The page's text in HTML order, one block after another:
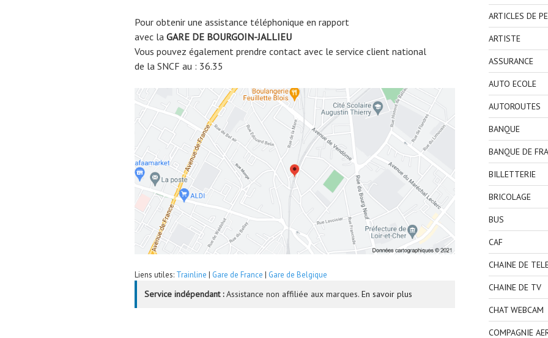
Pour obtenir une assistance téléphonique en rapport
avec la GARE DE BOURGOIN-JALLIEU
Vous pouvez également prendre contact avec le service client national
de la SNCF au : 36.35
Liens utiles: Trainline | Gare de France | Gare de Belgique
Service indépendant :Assistance non affiliée aux marques. En savoir plus
ARTICLES DE
ARTISTE
ASSURANCE
AUTO ECOLE
AUTOROUTES
BANQUE
BANQUE DE
BILLETTERIE
BRICOLAGE
BUS
CAF
CHAINE DE
CHAINE DE TV
CHAT WEBCAM
COMPAGNIE